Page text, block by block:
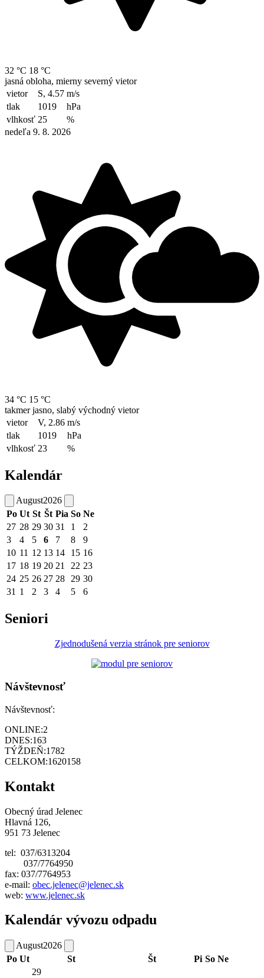
32 °C 18 °C
jasná obloha, mierny severný vietor
vietor
S, 4.57 m/s
tlak
1019
hPa
vlhkosť 25
%
nedeľa 9. 8. 2026
34 °C 15 °C
takmer jasno, slabý východný vietor
vietor
V, 2.86 m/s
tlak
1019
hPa
vlhkosť 23 %
Kalendár
August2026
Po Ut St Št Pia So Ne
27 28 29 30 31 1
2
3
4 5 6 7 8
9
10 11 12 13 14 15 16
17 18 19 20 21 22 23
24 25 26 27 28 29 30
31 1 2 3 4 5 6
Seniori
Zjednodušená verzia stránok pre seniorov
Návštevnosť
Návštevnosť:
ONLINE:2
DNES:163
TÝŽDEŇ:1782
CELKOM:1620158
Kontakt
Obecný úrad Jelenec
Hlavná 126,
951 73 Jelenec
tel: 037/6313204
037/7764950
fax: 037/7764953
e-mail: obec.jelenec@jelenec.sk
web: www.jelenec.sk
Kalendár vývozu odpadu
August2026
Po Ut St Št Pi So Ne
29